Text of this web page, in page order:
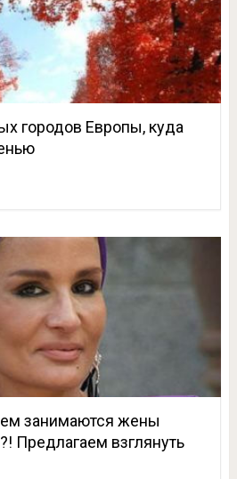
городов Европы, куда
занимаются жены
Предлагаем взглянуть